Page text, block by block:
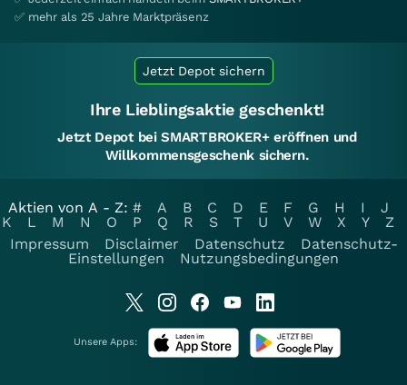
✅ mehr als 25 Jahre Marktpräsenz
Jetzt Depot sichern
Ihre Lieblingsaktie geschenkt!
Jetzt Depot bei SMARTBROKER+ eröffnen und
Willkommensgeschenk sichern.
Aktien von A - Z: # A B C D E F G H I
J
K
L M N O P Q R S T U V W X Y
Z
Impressum
Disclaimer Datenschutz
Datenschutz-
Einstellungen
Nutzungsbedingungen
Unsere Apps: